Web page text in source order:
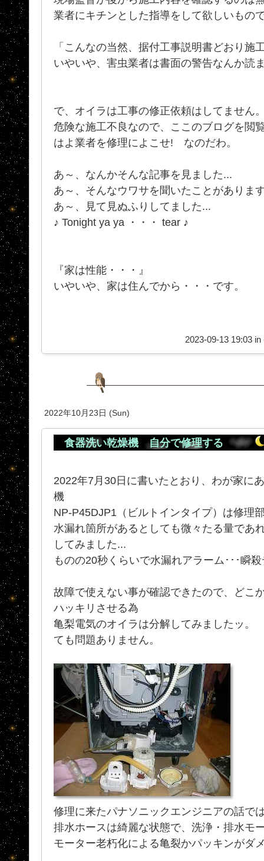
業者にキチンとした指導をして欲しいもの
「こんなの当然、据付工事説明書どおり施
いやいや、害虫業者は書面の警告なんか読
で、オイラは工事の修正依頼はしてません
危険な施工不良なので、ここのブログを閲
はよ業者を修理によこせ! なのだわ。
あ～、なんかそんな記事を見ました...
あ～、そんなウワサを聞いたことがありま
あ～、見て見ぬふりしてました...
♪ Tonight ya ya ・・・ tear ♪
『家は性能・・・』
いやいや、家は住んでから・・・です。
2023-09-13 19:03 in
2022年10月23日 (Sun)
食器洗い乾燥機 自分で修理する
2022年7月30日に書いたとおり、わが家に
機
NP-P45DJP1（ビルトインタイプ）は修理
水漏れ箇所があるとしても微々たる量であ
してみました...
ものの20秒くらいで水漏れアラーム･･･瞬
故障で使えない事が確認できたので、どこ
ハッキリさせる為
亀梨電気のオイラは分解してみましたッ
ても問題ありません。
修理に来たパナソニックエンジニアの話で
排水ホースは綺麗な状態で、洗浄・排水モ
モーター老朽化による亀裂かパッキンがダ